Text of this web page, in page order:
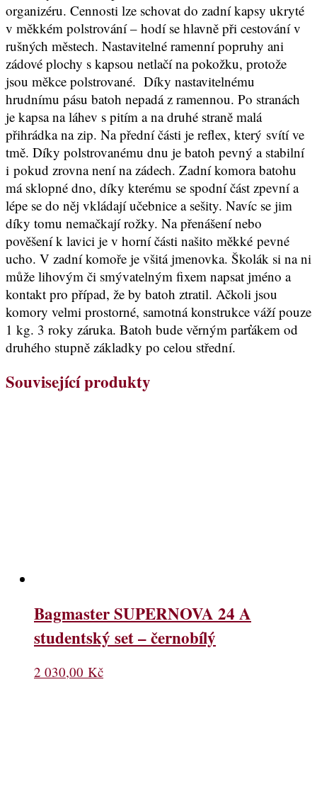
organizéru. Cennosti lze schovat do zadní kapsy ukryté
v měkkém polstrování – hodí se hlavně při cestování v
rušných městech. Nastavitelné ramenní popruhy ani
zádové plochy s kapsou netlačí na pokožku, protože
jsou měkce polstrované. Díky nastavitelnému
hrudnímu pásu batoh nepadá z ramennou. Po stranách
je kapsa na láhev s pitím a na druhé straně malá
přihrádka na zip. Na přední části je reflex, který svítí ve
tmě. Díky polstrovanému dnu je batoh pevný a stabilní
i pokud zrovna není na zádech. Zadní komora batohu
má sklopné dno, díky kterému se spodní část zpevní a
lépe se do něj vkládají učebnice a sešity. Navíc se jim
díky tomu nemačkají rožky. Na přenášení nebo
pověšení k lavici je v horní části našito měkké pevné
ucho. V zadní komoře je všitá jmenovka. Školák si na ni
může lihovým či smývatelným fixem napsat jméno a
kontakt pro případ, že by batoh ztratil. Ačkoli jsou
komory velmi prostorné, samotná konstrukce váží pouze
1 kg. 3 roky záruka. Batoh bude věrným parťákem od
druhého stupně základky po celou střední.
Související produkty
Bagmaster SUPERNOVA 24 A
studentský set – černobílý
2 030,00 Kč